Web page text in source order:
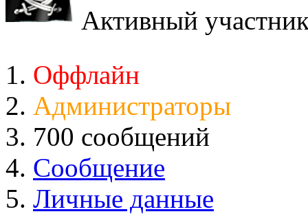
Активный
Оффлайн
Администраторы
700 сообщений
Сообщение
Личные данные